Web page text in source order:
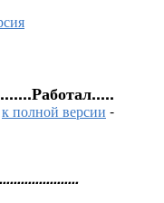
к полной версии -